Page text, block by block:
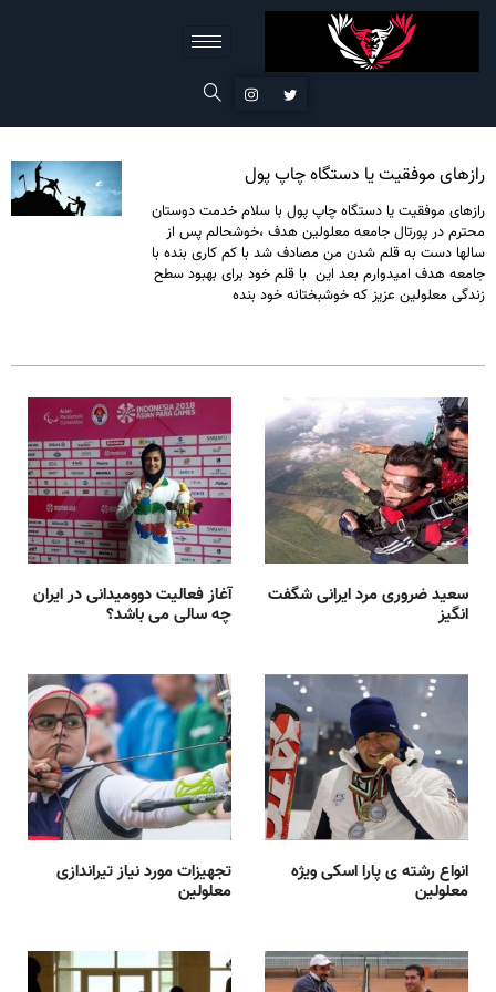
رازهای موفقیت یا دستگاه چاپ پول
رازهای موفقیت یا دستگاه چاپ پول با سلام خدمت دوستان
محترم در پورتال جامعه معلولین هدف ،خوشحالم پس از
سالها دست به قلم شدن من مصادف شد با کم کاری بنده با
جامعه هدف امیدوارم بعد این با قلم خود برای بهبود سطح
زندگی معلولین عزیز که خوشبختانه خود بنده
آغاز فعالیت دوومیدانی در ایران
چه سالی می باشد؟
سعید ضروری مرد ایرانی شگفت
انگیز
تجهیزات مورد نیاز تیراندازی
معلولین
انواع رشته ی پارا اسکی ویژه
معلولین